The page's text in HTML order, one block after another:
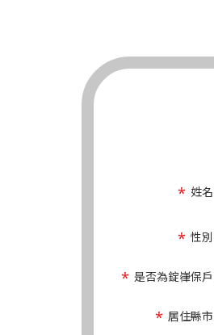
姓名
性別
是否為錠嵂保戶
居住縣市